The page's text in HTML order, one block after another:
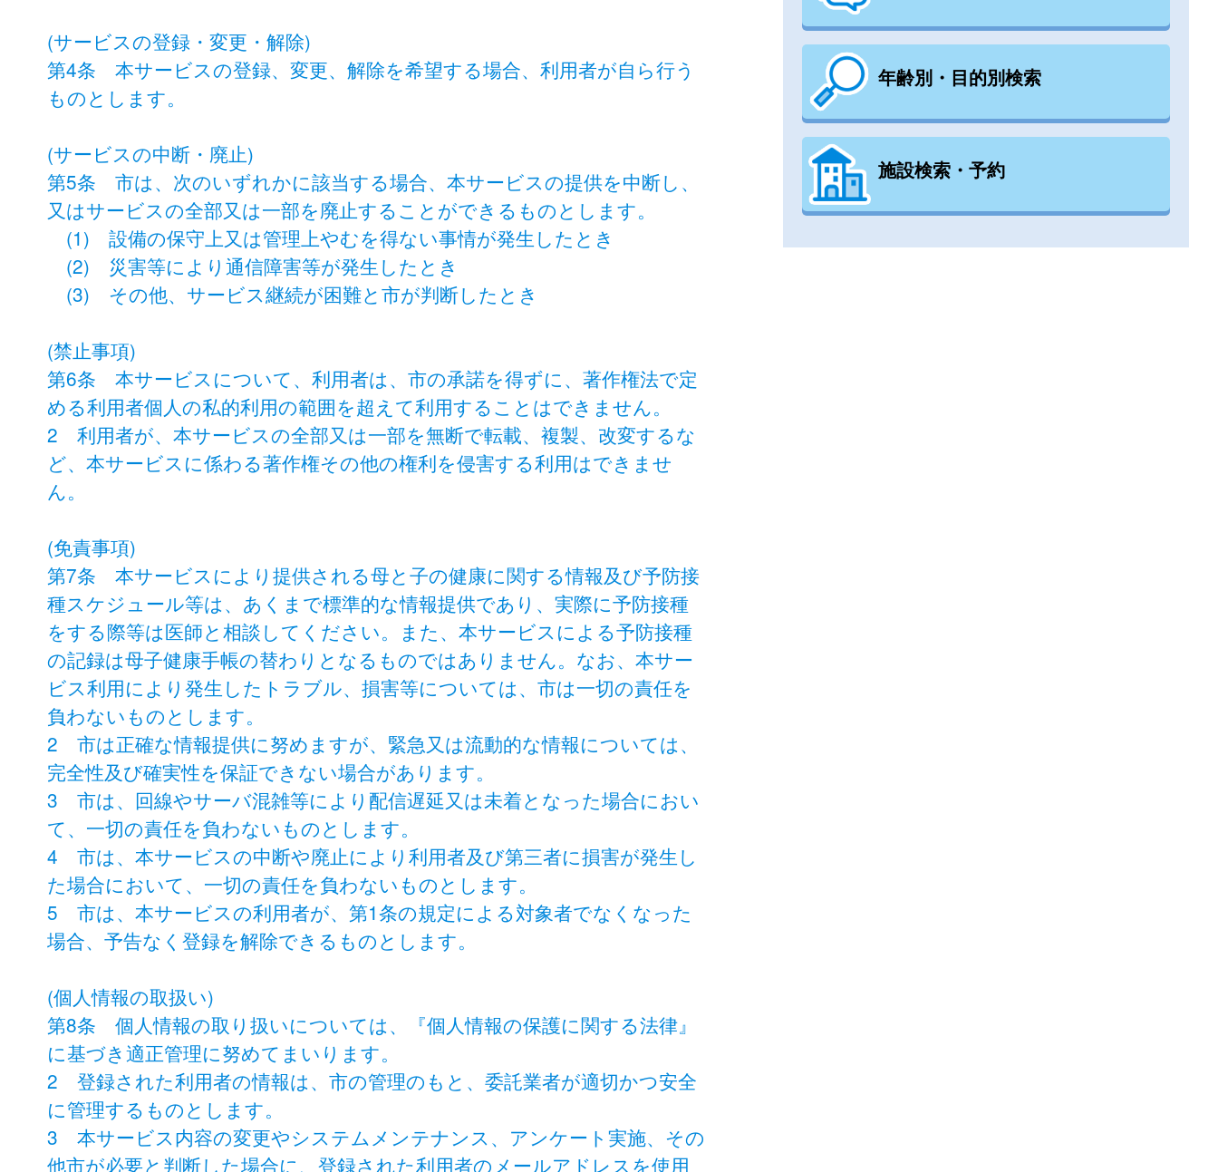
(サービスの登録・変更・解除)
第4条 本サービスの登録、変更、解除を希望する場合、利用者が自ら行う
ものとします。
(サービスの中断・廃止)
第5条 市は、次のいずれかに該当する場合、本サービスの提供を中断し、
又はサービスの全部又は一部を廃止することができるものとします。
(1) 設備の保守上又は管理上やむを得ない事情が発生したとき
(2) 災害等により通信障害等が発生したとき
(3) その他、サービス継続が困難と市が判断したとき
(禁止事項)
第6条 本サービスについて、利用者は、市の承諾を得ずに、著作権法で定
める利用者個人の私的利用の範囲を超えて利用することはできません。
2 利用者が、本サービスの全部又は一部を無断で転載、複製、改変するな
ど、本サービスに係わる著作権その他の権利を侵害する利用はできませ
ん。
(免責事項)
第7条 本サービスにより提供される母と子の健康に関する情報及び予防接
種スケジュール等は、あくまで標準的な情報提供であり、実際に予防接種
をする際等は医師と相談してください。また、本サービスによる予防接種
の記録は母子健康手帳の替わりとなるものではありません。なお、本サー
ビス利用により発生したトラブル、損害等については、市は一切の責任を
負わないものとします。
2 市は正確な情報提供に努めますが、緊急又は流動的な情報については、
完全性及び確実性を保証できない場合があります。
3 市は、回線やサーバ混雑等により配信遅延又は未着となった場合におい
て、一切の責任を負わないものとします。
4 市は、本サービスの中断や廃止により利用者及び第三者に損害が発生し
た場合において、一切の責任を負わないものとします。
5 市は、本サービスの利用者が、第1条の規定による対象者でなくなった
場合、予告なく登録を解除できるものとします。
(個人情報の取扱い)
第8条 個人情報の取り扱いについては、『個人情報の保護に関する法律』
に基づき適正管理に努めてまいります。
2 登録された利用者の情報は、市の管理のもと、委託業者が適切かつ安全
に管理するものとします。
3 本サービス内容の変更やシステムメンテナンス、アンケート実施、その
他市が必要と判断した場合に、登録された利用者のメールアドレスを使用
年齢別・目的別検索
施設検索・予約